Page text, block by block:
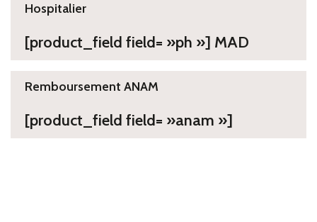
Hospitalier
[product_field field= »ph »] MAD
Remboursement ANAM
[product_field field= »anam »]